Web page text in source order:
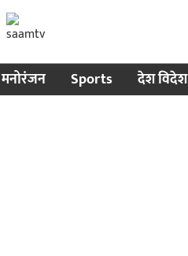
मनोरंजन Sports देश विदेश